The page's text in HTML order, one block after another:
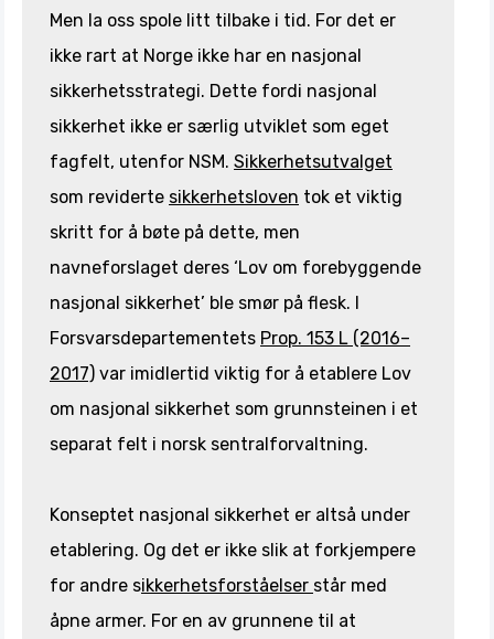
Men la oss spole litt tilbake i tid. For det er
ikke rart at Norge ikke har en nasjonal
sikkerhetsstrategi. Dette fordi nasjonal
sikkerhet ikke er særlig utviklet som eget
fagfelt, utenfor NSM. Sikkerhetsutvalget
som reviderte sikkerhetsloven tok et viktig
skritt for å bøte på dette, men
navneforslaget deres ‘Lov om forebyggende
nasjonal sikkerhet’ ble smør på flesk. I
Forsvarsdepartementets Prop. 153 L (2016–
2017) var imidlertid viktig for å etablere Lov
om nasjonal sikkerhet som grunnsteinen i et
separat felt i norsk sentralforvaltning.
Konseptet nasjonal sikkerhet er altså under
etablering. Og det er ikke slik at forkjempere
for andre sikkerhetsforståelser står med
åpne armer. For en av grunnene til at